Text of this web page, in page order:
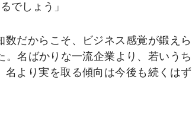
でしょう」
だからこそ、ビジネス感覚が鍛えら
名ばかりな一流企業より、若いうち
より実を取る傾向は今後も続くはず